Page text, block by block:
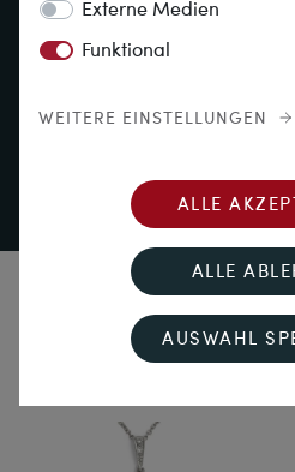
Antiker
Unsere neuesten
Externe Medien
Funktional
WEITERE EINSTELLUNGEN
ALLE
ALLE
AUSWAHL